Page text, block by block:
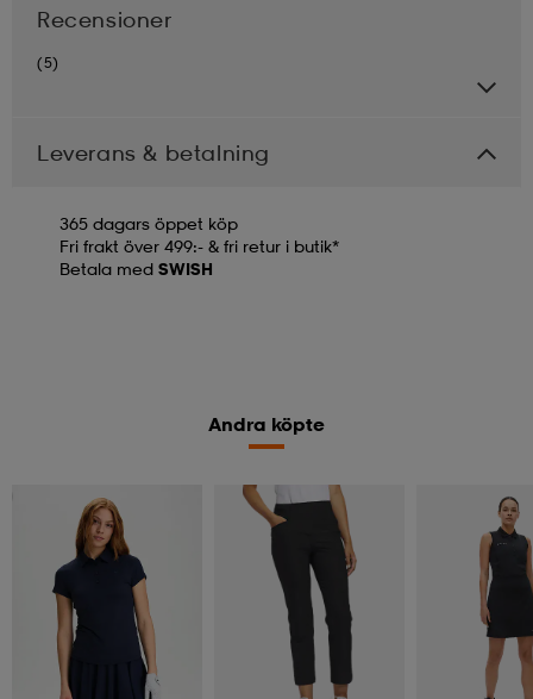
Recensioner
(5)
Leverans & betalning
365 dagars öppet köp
Fri frakt över 499:- & fri retur i butik*
Betala med SWISH
Andra köpte